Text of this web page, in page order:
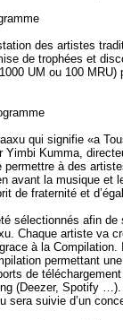
des artistes
de trophées et
UM ou 100
qui signifie «a
Yimbi Kumma,
permettre à des
avant la musique et
de fraternité et
sélectionnés afin de
Chaque artiste va
à la Compilation.
permettant
de
(Deezer, Spotify
sera suivie d’un